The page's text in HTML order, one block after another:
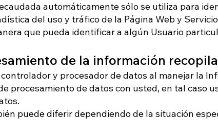
automáticamente sólo se utiliza para
del uso y tráfico de la Página Web y
que pueda identificar a algún Usuario
de la información
y procesador de datos al manejar la
procesamiento de datos con usted, en tal caso
puede diferir dependiendo de la situación